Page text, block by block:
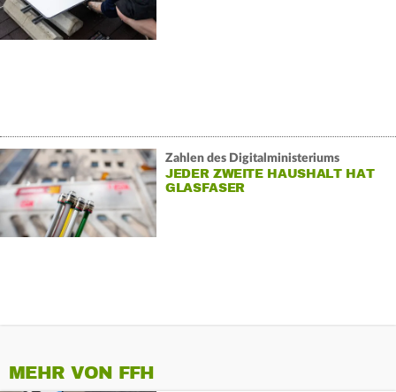
Zahlen des Digitalministeriums
JEDER ZWEITE HAUSHALT HAT
GLASFASER
MEHR VON FFH